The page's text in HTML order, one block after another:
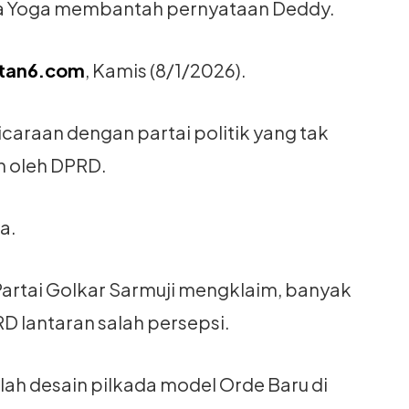
Yoga membantah pernyataan Deddy.
, Kamis (8/1/2026).
dengan partai politik yang tak
DPRD.
Golkar Sarmuji mengklaim, banyak
lantaran salah persepsi.
desain pilkada model Orde Baru di